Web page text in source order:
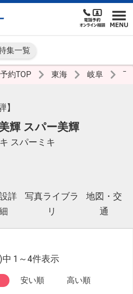
集一覧
約TOP 東海 岐阜 下
】
輝 スパー美輝
スパーミキ
詳
写真ライブラ
リ
地図・交
通
中 1～4件表示
安い順 高い順